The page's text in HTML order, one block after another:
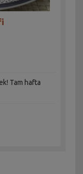
Tam hafta